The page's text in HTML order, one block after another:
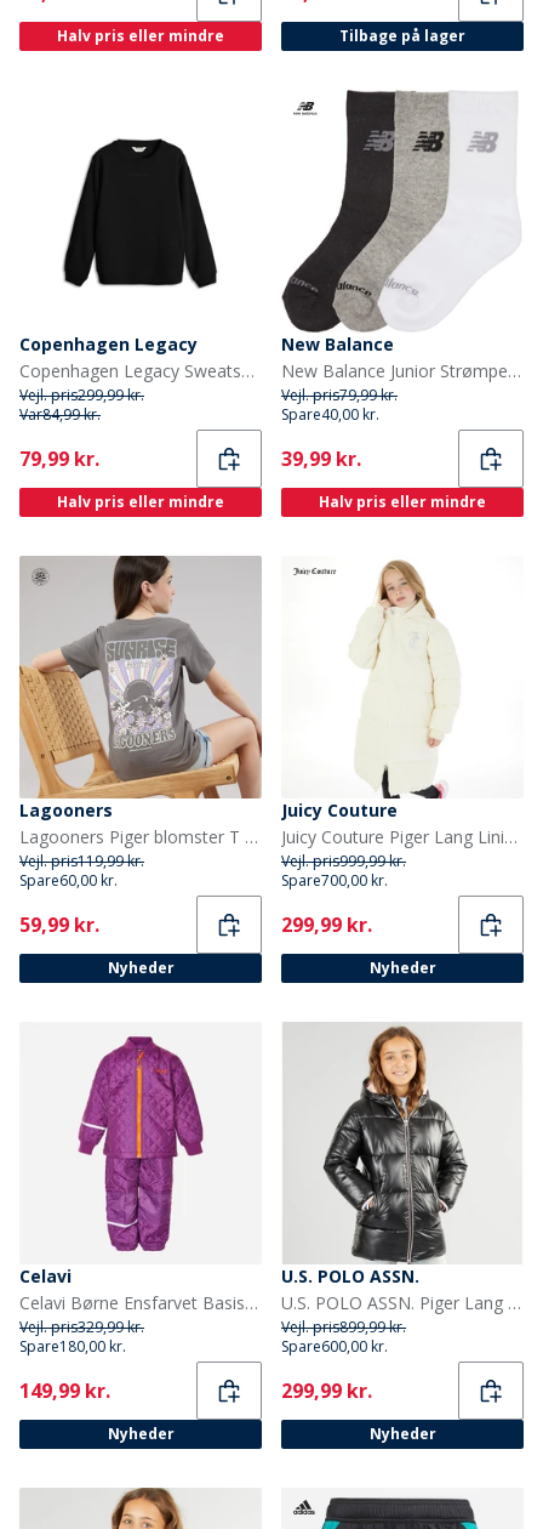
Halv pris eller mindre Tilbage på lager
Copenhagen Legacy
Copenhagen Legacy Sweatshirt Sort til drenge
Vejl. pris299,99 kr.
Var84,99 kr.
Current
79,99 kr.
Halv pris eller mindre
New Balance
New Balance Junior Strømper med Polstring 3-Pak Multi
Vejl. pris79,99 kr.
Spare40,00 kr.
Current
39,99 kr.
Halv pris eller mindre
Lagooners
Lagooners Piger blomster T shirt Charcoal
Vejl. pris119,99 kr.
Spare60,00 kr.
Current
59,99 kr.
Nyheder
Juicy Couture
Juicy Couture Piger Lang Linie Puffer Jakke Vanilje Is
Vejl. pris999,99 kr.
Spare700,00 kr.
Current
299,99 kr.
Nyheder
Celavi
Celavi Børne Ensfarvet Basis Termosæt Lilac
Vejl. pris329,99 kr.
Spare180,00 kr.
Current
149,99 kr.
Nyheder
U.S. POLO ASSN.
U.S. POLO ASSN. Piger Lang Vatteret Jakke Sort
Vejl. pris899,99 kr.
Spare600,00 kr.
Current
299,99 kr.
Nyheder